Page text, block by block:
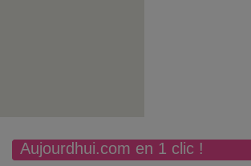
Aujourdhui.com en 1 clic !